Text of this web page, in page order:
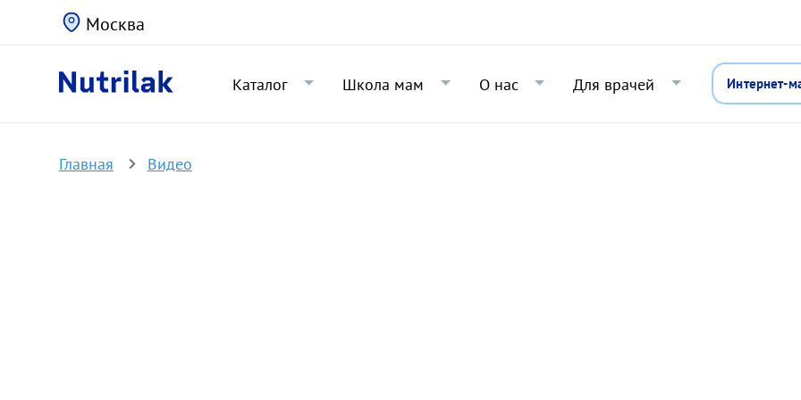
Москва
Каталог Школа мам О нас Для врачей Интернет-
Главная Видео